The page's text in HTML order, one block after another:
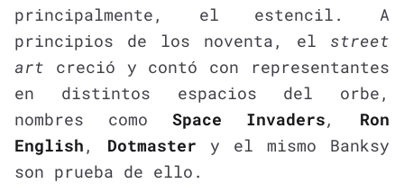
principalmente, el estencil. A
principios de los noventa, el street
art creció y contó con representantes
en distintos espacios del orbe,
nombres como Space Invaders, Ron
English , Dotmaster y el mismo Banksy
son prueba de ello.